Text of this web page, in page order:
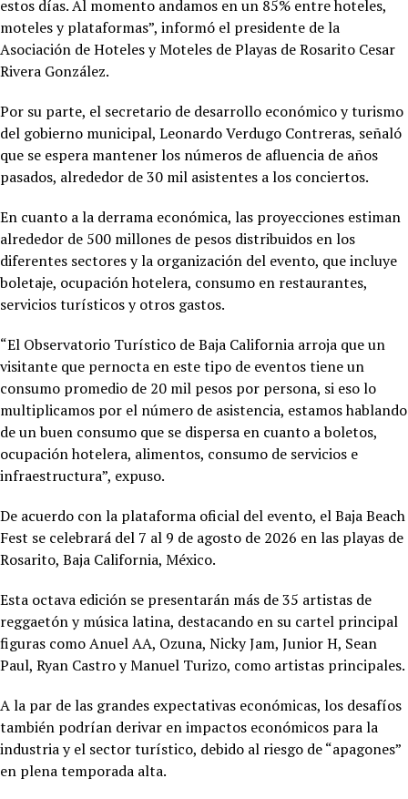
estos días. Al momento andamos en un 85% entre hoteles,
moteles y plataformas”, informó el presidente de la
Asociación de Hoteles y Moteles de Playas de Rosarito Cesar
Rivera González.
Por su parte, el secretario de desarrollo económico y turismo
del gobierno municipal, Leonardo Verdugo Contreras, señaló
que se espera mantener los números de afluencia de años
pasados, alrededor de 30 mil asistentes a los conciertos.
En cuanto a la derrama económica, las proyecciones estiman
alrededor de 500 millones de pesos distribuidos en los
diferentes sectores y la organización del evento, que incluye
boletaje, ocupación hotelera, consumo en restaurantes,
servicios turísticos y otros gastos.
“El Observatorio Turístico de Baja California arroja que un
visitante que pernocta en este tipo de eventos tiene un
consumo promedio de 20 mil pesos por persona, si eso lo
multiplicamos por el número de asistencia, estamos hablando
de un buen consumo que se dispersa en cuanto a boletos,
ocupación hotelera, alimentos, consumo de servicios e
infraestructura”, expuso.
De acuerdo con la plataforma oficial del evento, el Baja Beach
Fest se celebrará del 7 al 9 de agosto de 2026 en las playas de
Rosarito, Baja California, México.
Esta octava edición se presentarán más de 35 artistas de
reggaetón y música latina, destacando en su cartel principal
figuras como Anuel AA, Ozuna, Nicky Jam, Junior H, Sean
Paul, Ryan Castro y Manuel Turizo, como artistas principales.
A la par de las grandes expectativas económicas, los desafíos
también podrían derivar en impactos económicos para la
industria y el sector turístico, debido al riesgo de “apagones”
en plena temporada alta.